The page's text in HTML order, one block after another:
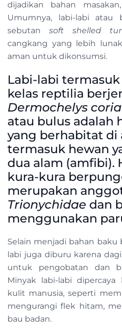
dijadikan bahan
Umumnya, labi-labi atau
sebutan soft shelled
cangkang yang lebih
aman untuk dikonsumsi.
Labi-labi
kelas reptilia
Dermochelys
atau bulus adalah
yang berhabitat di
termasuk hewan
dua alam (amfibi).
kura-kura
merupakan
Trionychidae dan
menggunakan
Selain menjadi bahan baku
labi juga diburu karena
untuk pengobatan dan
Minyak labi-labi
kulit manusia, seperti
mengurangi flek hitam,
bau badan.